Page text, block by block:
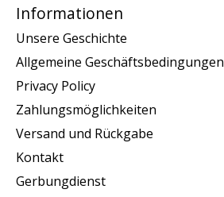
Informationen
Unsere Geschichte
Allgemeine Geschäftsbedingungen
Privacy Policy
Zahlungsmöglichkeiten
Versand und Rückgabe
Kontakt
Gerbungdienst